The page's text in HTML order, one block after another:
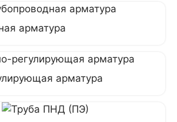
арматура
арматура